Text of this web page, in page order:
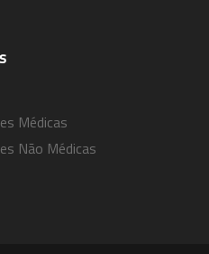
Médicas
Não Médicas